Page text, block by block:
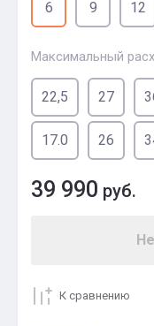
6 9 12
Максимальный
22,5 27
17.0 26
39 990 руб.
К сравнению